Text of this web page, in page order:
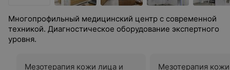
Многопрофильный медицинский центр с современной
техникой. Диагностическое оборудование экспертного
уровня.
Мезотерапия кожи лица и Мезотерапия